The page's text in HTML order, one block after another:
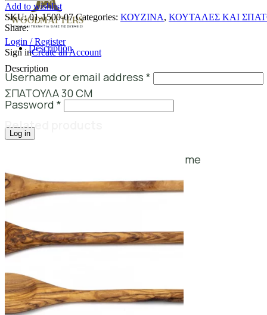
Login / Register
Sign inCreate an Account
Username or email address *
Password *
Log in
Remember me
0 items 0,00€
Add to wishlist
SKU:01-1500-07Categories: ΚΟΥΖΙΝΑ, ΚΟΥΤΑΛΕΣ ΚΑΙ
Share:
Description
Description
ΣΠΑΤΟΥΛΑ 30 CM
Related products